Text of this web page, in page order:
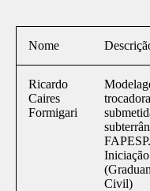
Nome
Ricardo
Caires
Formigari
Civil)